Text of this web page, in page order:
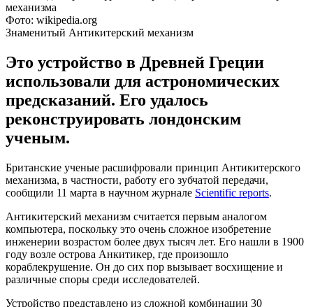
Фото: wikipedia.org
Знаменитый Антикитерский механизм
Это устройство в Древней Греции
использовали для астрономических
предсказаний. Его удалось
реконструировать лондонским
ученым.
Британские ученые расшифровали принцип Антикитерского
механизма, в частности, работу его зубчатой передачи,
сообщили 11 марта в научном журнале Scientific reports.
Антикитерский механизм считается первым аналогом
компьютера, поскольку это очень сложное изобретение
инженерии возрастом более двух тысяч лет. Его нашли в 1900
году возле острова Анкитикер, где произошло
кораблекрушение. Он до сих пор вызывает восхищение и
различные споры среди исследователей.
Устройство представлено из сложной комбинации 30